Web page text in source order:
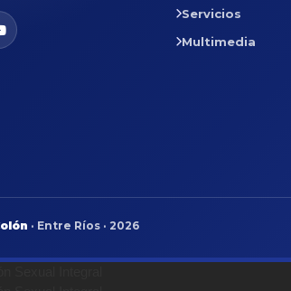
Servicios
Multimedia
· Entre Ríos · 2026